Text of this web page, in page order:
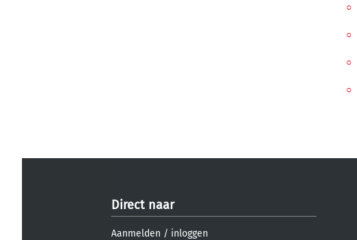
Direct naar
Aanmelden / inloggen